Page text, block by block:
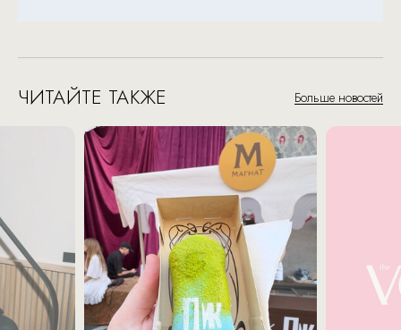
ЧИТАЙТЕ ТАКЖЕ Больше новостей